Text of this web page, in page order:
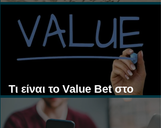
Τι είναι τα Ασιατικά Χάντικαπ;
Τι είναι το Value Bet στο
Στοίχημα;